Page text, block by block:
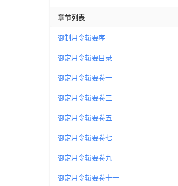
章节列表
御制月令辑要序
御定月令辑要目录
御定月令辑要卷一
御定月令辑要卷三
御定月令辑要卷五
御定月令辑要卷七
御定月令辑要卷九
御定月令辑要卷十一